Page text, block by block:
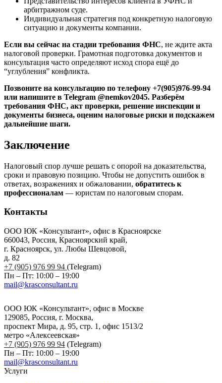
арбитражном суде.
Индивидуальная стратегия под конкретную налоговую
ситуацию и документы компании.
Если вы сейчас на стадии требования ФНС, не ждите акта
налоговой проверки. Грамотная подготовка документов и
консультация часто определяют исход спора ещё до
“углубления” конфликта.
Позвоните на консультацию по телефону +7(905)976-99-94
или напишите в Telegram @nemkov2045. Разберём
требования ФНС, акт проверки, решение инспекции и
документы бизнеса, оценим налоговые риски и подскажем
дальнейшие шаги.
Заключение
Налоговый спор лучше решать с опорой на доказательства,
сроки и правовую позицию. Чтобы не допустить ошибок в
ответах, возражениях и обжаловании, обратитесь к
профессионалам — юристам по налоговым спорам.
Контакты
ООО ЮК «Консультант», офис в Красноярске
660043, Россия, Красноярский край,
г. Красноярск, ул. Любы Шевцовой,
д. 82
+7 (905) 976 99 94 (Telegram)
Пн – Пт: 10:00 – 19:00
mail@krasconsultant.ru
ООО ЮК «Консультант», офис в Москве
129085, Россия, г. Москва,
проспект Мира, д. 95, стр. 1, офис 1513/2
метро «Алексеевская»
+7 (905) 976 99 94 (Telegram)
Пн – Пт: 10:00 – 19:00
mail@krasconsultant.ru
Услуги